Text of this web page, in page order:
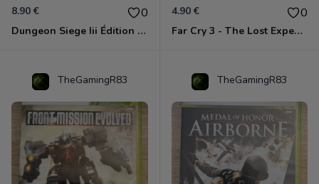
8.90 € 0
Dungeon Siege Iii Édition Limitée - Vf Intégrale Xbox 360
4.90 € 0
Far Cry 3 - The Lost Expeditions - Edition Spéciale Xbox 360
TheGamingR83 TheGamingR83